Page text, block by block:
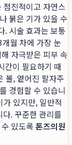
점진적이고 자연스
붉은 기가 있을 수
. 시술 효과는 보통
월 차에 가장 눈
자극받은 피부 속
간이 필요하기 때
볼, 옅어진 팔자주
경험할 수 있습니
있지만, 일반적
. 꾸준한 관리를
있도록 톤즈의원